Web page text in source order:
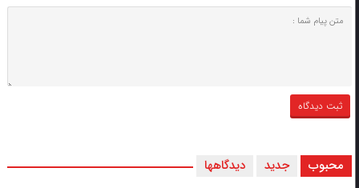
محبوب جدید دیدگاهها